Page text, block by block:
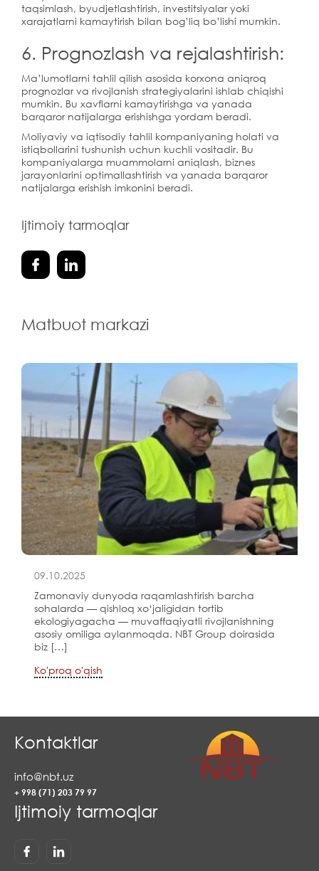
taqsimlash, byudjetlashtirish, investitsiyalar yoki
xarajatlarni kamaytirish bilan bog’liq bo’lishi mumkin.
6. Prognozlash va rejalashtirish:
Ma’lumotlarni tahlil qilish asosida korxona aniqroq
prognozlar va rivojlanish strategiyalarini ishlab chiqishi
mumkin. Bu xavflarni kamaytirishga va yanada
barqaror natijalarga erishishga yordam beradi.
Moliyaviy va iqtisodiy tahlil kompaniyaning holati va
istiqbollarini tushunish uchun kuchli vositadir. Bu
kompaniyalarga muammolarni aniqlash, biznes
jarayonlarini optimallashtirish va yanada barqaror
natijalarga erishish imkonini beradi.
Ijtimoiy tarmoqlar
Matbuot markazi
09.10.2025
Zamonaviy dunyoda raqamlashtirish barcha
sohalarda — qishloq xo‘jaligidan tortib
ekologiyagacha — muvaffaqiyatli rivojlanishning
asosiy omiliga aylanmoqda. NBT Group doirasida
biz […]
Ko'proq o'qish
Kontaktlar
info@nbt.uz
+ 998 (71) 203 79 97
Ijtimoiy tarmoqlar